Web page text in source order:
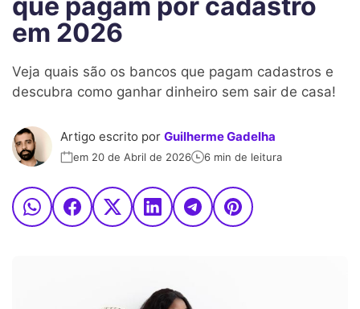
em 2026
Veja quais são os bancos que pagam cadastros e
descubra como ganhar dinheiro sem sair de casa!
Artigo escrito por Guilherme Gadelha
em 20 de Abril de 2026 6 min de leitura